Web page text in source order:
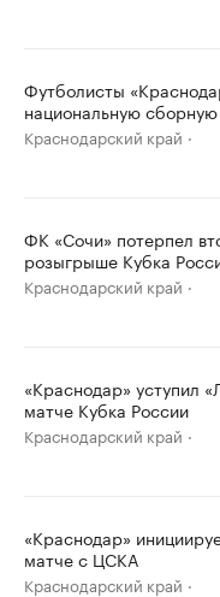
Футболисты
национальную
Краснодарский край
ФК «Сочи» потерпел
розыгрыше Кубка
Краснодарский край
«Краснодар» уступил
матче Кубка России
Краснодарский край
«Краснодар»
матче с ЦСКА
Краснодарский край